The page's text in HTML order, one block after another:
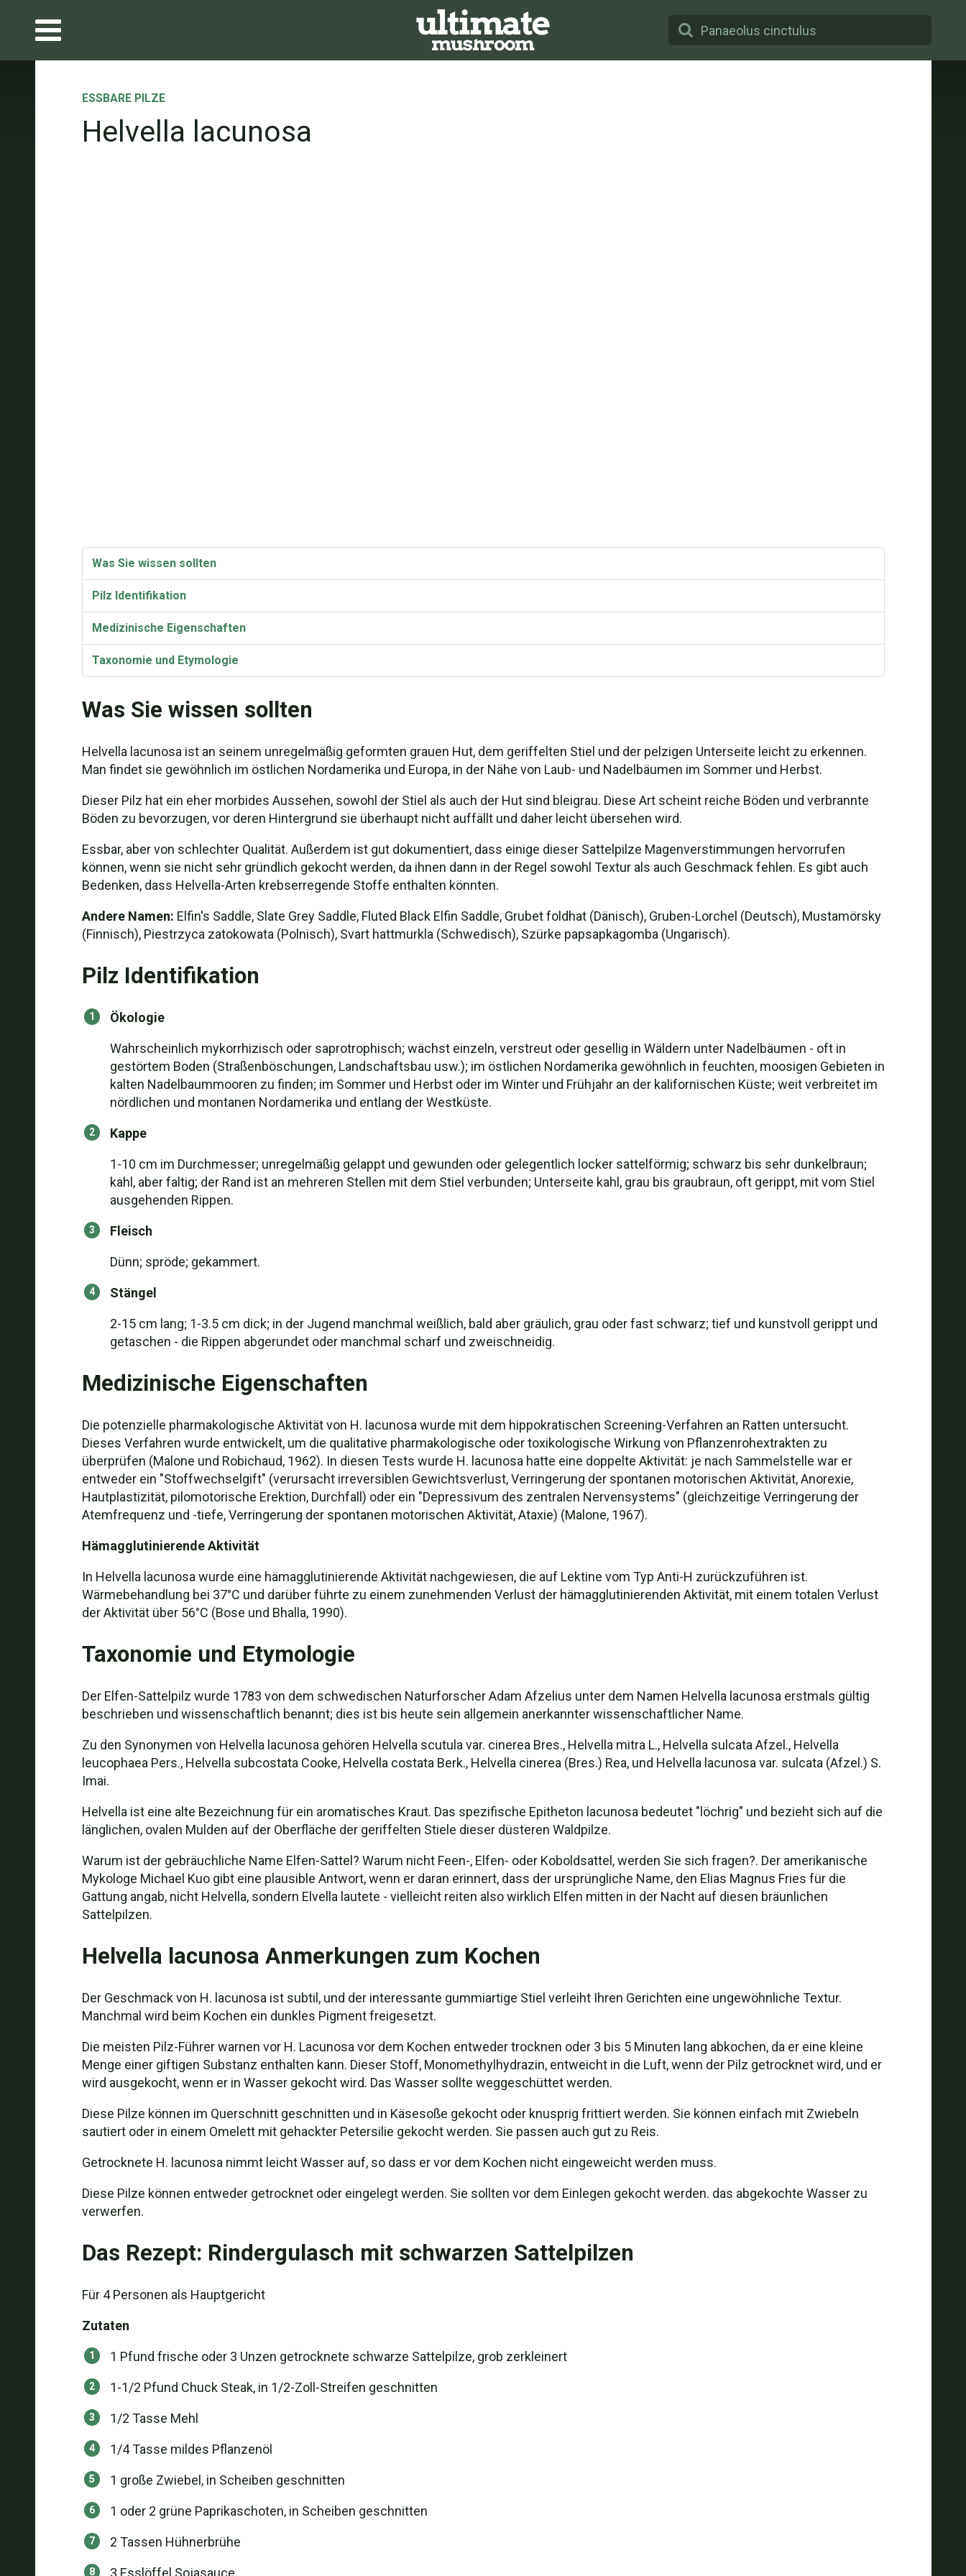
ESSBARE PILZE
Helvella lacunosa
Was Sie wissen sollten
Pilz Identifikation
Medizinische Eigenschaften
Taxonomie und Etymologie
Rezept: Tag- und Nacht-Reis
Was Sie wissen sollten
Helvella lacunosa ist an seinem unregelmäßig geformten grauen Hut, dem geriffelten Stiel und der pelzigen Unterseite leicht zu erkennen.
Man findet sie gewöhnlich im östlichen Nordamerika und Europa, in der Nähe von Laub- und Nadelbäumen im Sommer und Herbst.
Dieser Pilz hat ein eher morbides Aussehen, sowohl der Stiel als auch der Hut sind bleigrau. Diese Art scheint reiche Böden und verbrannte
Böden zu bevorzugen, vor deren Hintergrund sie überhaupt nicht auffällt und daher leicht übersehen wird.
Essbar, aber von schlechter Qualität. Außerdem ist gut dokumentiert, dass einige dieser Sattelpilze Magenverstimmungen hervorrufen
können, wenn sie nicht sehr gründlich gekocht werden, da ihnen dann in der Regel sowohl Textur als auch Geschmack fehlen. Es gibt auch
Bedenken, dass Helvella-Arten krebserregende Stoffe enthalten könnten.
Andere Namen: Elfin's Saddle, Slate Grey Saddle, Fluted Black Elfin Saddle, Grubet foldhat (Dänisch), Gruben-Lorchel (Deutsch), Mustamörsky
(Finnisch), Piestrzyca zatokowata (Polnisch), Svart hattmurkla (Schwedisch), Szürke papsapkagomba (Ungarisch).
Pilz Identifikation
Ökologie
Wahrscheinlich mykorrhizisch oder saprotrophisch; wächst einzeln, verstreut oder gesellig in Wäldern unter Nadelbäumen - oft in
gestörtem Boden (Straßenböschungen, Landschaftsbau usw.); im östlichen Nordamerika gewöhnlich in feuchten, moosigen Gebieten in
kalten Nadelbaummooren zu finden; im Sommer und Herbst oder im Winter und Frühjahr an der kalifornischen Küste; weit verbreitet im
nördlichen und montanen Nordamerika und entlang der Westküste.
Kappe
1-10 cm im Durchmesser; unregelmäßig gelappt und gewunden oder gelegentlich locker sattelförmig; schwarz bis sehr dunkelbraun;
kahl, aber faltig; der Rand ist an mehreren Stellen mit dem Stiel verbunden; Unterseite kahl, grau bis graubraun, oft gerippt, mit vom Stiel
ausgehenden Rippen.
Fleisch
Dünn; spröde; gekammert.
Stängel
2-15 cm lang; 1-3.5 cm dick; in der Jugend manchmal weißlich, bald aber gräulich, grau oder fast schwarz; tief und kunstvoll gerippt und
getaschen - die Rippen abgerundet oder manchmal scharf und zweischneidig.
Medizinische Eigenschaften
Die potenzielle pharmakologische Aktivität von H. lacunosa wurde mit dem hippokratischen Screening-Verfahren an Ratten untersucht.
Dieses Verfahren wurde entwickelt, um die qualitative pharmakologische oder toxikologische Wirkung von Pflanzenrohextrakten zu
überprüfen (Malone und Robichaud, 1962). In diesen Tests wurde H. lacunosa hatte eine doppelte Aktivität: je nach Sammelstelle war er
entweder ein "Stoffwechselgift" (verursacht irreversiblen Gewichtsverlust, Verringerung der spontanen motorischen Aktivität, Anorexie,
Hautplastizität, pilomotorische Erektion, Durchfall) oder ein "Depressivum des zentralen Nervensystems" (gleichzeitige Verringerung der
Atemfrequenz und -tiefe, Verringerung der spontanen motorischen Aktivität, Ataxie) (Malone, 1967).
Hämagglutinierende Aktivität
In Helvella lacunosa wurde eine hämagglutinierende Aktivität nachgewiesen, die auf Lektine vom Typ Anti-H zurückzuführen ist.
Wärmebehandlung bei 37°C und darüber führte zu einem zunehmenden Verlust der hämagglutinierenden Aktivität, mit einem totalen Verlust
der Aktivität über 56°C (Bose und Bhalla, 1990).
Taxonomie und Etymologie
Der Elfen-Sattelpilz wurde 1783 von dem schwedischen Naturforscher Adam Afzelius unter dem Namen Helvella lacunosa erstmals gültig
beschrieben und wissenschaftlich benannt; dies ist bis heute sein allgemein anerkannter wissenschaftlicher Name.
Zu den Synonymen von Helvella lacunosa gehören Helvella scutula var. cinerea Bres., Helvella mitra L., Helvella sulcata Afzel., Helvella
leucophaea Pers., Helvella subcostata Cooke, Helvella costata Berk., Helvella cinerea (Bres.) Rea, und Helvella lacunosa var. sulcata (Afzel.) S.
Imai.
Helvella ist eine alte Bezeichnung für ein aromatisches Kraut. Das spezifische Epitheton lacunosa bedeutet "löchrig" und bezieht sich auf die
länglichen, ovalen Mulden auf der Oberfläche der geriffelten Stiele dieser düsteren Waldpilze.
Warum ist der gebräuchliche Name Elfen-Sattel? Warum nicht Feen-, Elfen- oder Koboldsattel, werden Sie sich fragen?. Der amerikanische
Mykologe Michael Kuo gibt eine plausible Antwort, wenn er daran erinnert, dass der ursprüngliche Name, den Elias Magnus Fries für die
Gattung angab, nicht Helvella, sondern Elvella lautete - vielleicht reiten also wirklich Elfen mitten in der Nacht auf diesen bräunlichen
Sattelpilzen.
Helvella lacunosa Anmerkungen zum Kochen
Der Geschmack von H. lacunosa ist subtil, und der interessante gummiartige Stiel verleiht Ihren Gerichten eine ungewöhnliche Textur.
Manchmal wird beim Kochen ein dunkles Pigment freigesetzt.
Die meisten Pilz-Führer warnen vor H. Lacunosa vor dem Kochen entweder trocknen oder 3 bis 5 Minuten lang abkochen, da er eine kleine
Menge einer giftigen Substanz enthalten kann. Dieser Stoff, Monomethylhydrazin, entweicht in die Luft, wenn der Pilz getrocknet wird, und er
wird ausgekocht, wenn er in Wasser gekocht wird. Das Wasser sollte weggeschüttet werden.
Diese Pilze können im Querschnitt geschnitten und in Käsesoße gekocht oder knusprig frittiert werden. Sie können einfach mit Zwiebeln
sautiert oder in einem Omelett mit gehackter Petersilie gekocht werden. Sie passen auch gut zu Reis.
Getrocknete H. lacunosa nimmt leicht Wasser auf, so dass er vor dem Kochen nicht eingeweicht werden muss.
Diese Pilze können entweder getrocknet oder eingelegt werden. Sie sollten vor dem Einlegen gekocht werden. das abgekochte Wasser zu
verwerfen.
Das Rezept: Rindergulasch mit schwarzen Sattelpilzen
Für 4 Personen als Hauptgericht
Zutaten
1 Pfund frische oder 3 Unzen getrocknete schwarze Sattelpilze, grob zerkleinert
1-1/2 Pfund Chuck Steak, in 1/2-Zoll-Streifen geschnitten
1/2 Tasse Mehl
1/4 Tasse mildes Pflanzenöl
1 große Zwiebel, in Scheiben geschnitten
1 oder 2 grüne Paprikaschoten, in Scheiben geschnitten
2 Tassen Hühnerbrühe
3 Esslöffel Sojasauce